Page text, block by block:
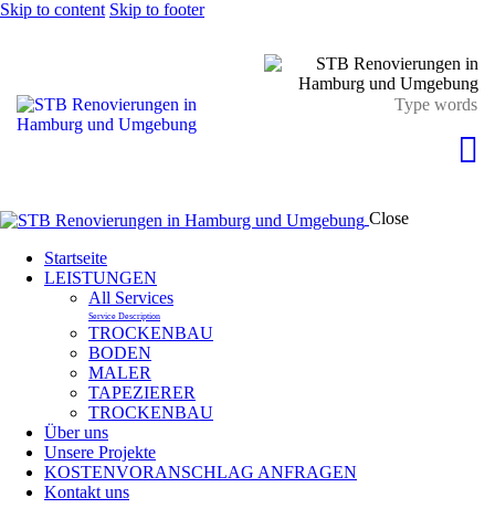
Skip to content Skip to footer
Close
Startseite
LEISTUNGEN
All Services
Service Description
TROCKENBAU
BODEN
MALER
TAPEZIERER
TROCKENBAU
Über uns
Unsere Projekte
KOSTENVORANSCHLAG ANFRAGEN
Kontakt uns